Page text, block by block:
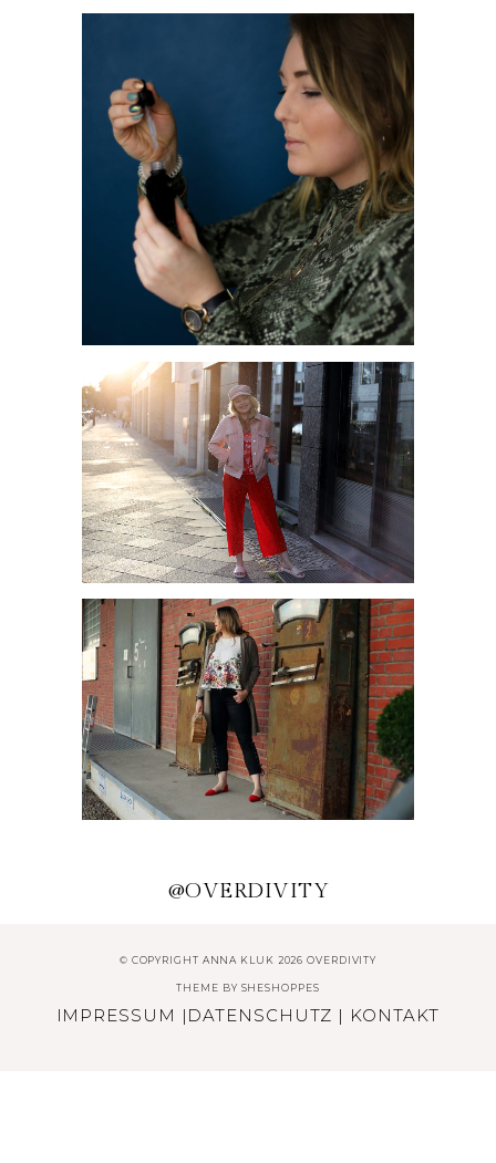
POSTER VON GALLERIX
JETZT WIRD ES GRÜN: DER
CBD TREND
SPÄTSOMMER LOOK MIT
CORDJACKE
TRENDTASCHE AUS HOLZ
@OVERDIVITY
© COPYRIGHT ANNA KLUK 2026 OVERDIVITY
THEME BY SHESHOPPES
IMPRESSUM | DATENSCHUTZ | KONTAKT